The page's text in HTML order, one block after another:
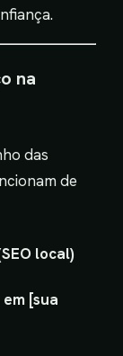
na
das
de
local)
[sua